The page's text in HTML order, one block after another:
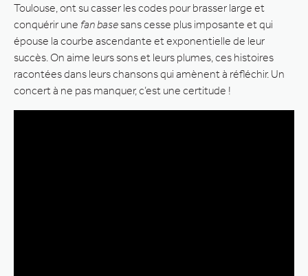
Toulouse, ont su casser les codes pour brasser large et
conquérir une fan basesans cesse plus imposante et qui
épouse la courbe ascendante et exponentielle de leur
succès. On aime leurs sons et leurs plumes, ces histoires
racontées dans leurs chansons qui amènent à réfléchir. Un
concert à ne pas manquer, c’est une certitude !